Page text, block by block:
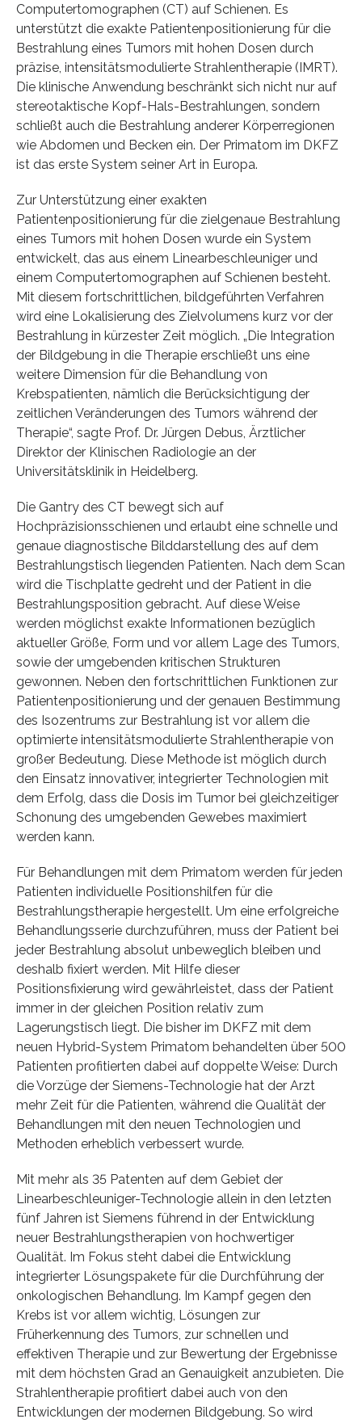
Computertomographen (CT) auf Schienen. Es
unterstützt die exakte Patientenpositionierung für die
Bestrahlung eines Tumors mit hohen Dosen durch
präzise, intensitätsmodulierte Strahlentherapie (IMRT).
Die klinische Anwendung beschränkt sich nicht nur auf
stereotaktische Kopf-Hals-Bestrahlungen, sondern
schließt auch die Bestrahlung anderer Körperregionen
wie Abdomen und Becken ein. Der Primatom im DKFZ
ist das erste System seiner Art in Europa.
Zur Unterstützung einer exakten
Patientenpositionierung für die zielgenaue Bestrahlung
eines Tumors mit hohen Dosen wurde ein System
entwickelt, das aus einem Linearbeschleuniger und
einem Computertomographen auf Schienen besteht.
Mit diesem fortschrittlichen, bildgeführten Verfahren
wird eine Lokalisierung des Zielvolumens kurz vor der
Bestrahlung in kürzester Zeit möglich. „Die Integration
der Bildgebung in die Therapie erschließt uns eine
weitere Dimension für die Behandlung von
Krebspatienten, nämlich die Berücksichtigung der
zeitlichen Veränderungen des Tumors während der
Therapie“, sagte Prof. Dr. Jürgen Debus, Ärztlicher
Direktor der Klinischen Radiologie an der
Universitätsklinik in Heidelberg.
Die Gantry des CT bewegt sich auf
Hochpräzisionsschienen und erlaubt eine schnelle und
genaue diagnostische Bilddarstellung des auf dem
Bestrahlungstisch liegenden Patienten. Nach dem Scan
wird die Tischplatte gedreht und der Patient in die
Bestrahlungsposition gebracht. Auf diese Weise
werden möglichst exakte Informationen bezüglich
aktueller Größe, Form und vor allem Lage des Tumors,
sowie der umgebenden kritischen Strukturen
gewonnen. Neben den fortschrittlichen Funktionen zur
Patientenpositionierung und der genauen Bestimmung
des Isozentrums zur Bestrahlung ist vor allem die
optimierte intensitätsmodulierte Strahlentherapie von
großer Bedeutung. Diese Methode ist möglich durch
den Einsatz innovativer, integrierter Technologien mit
dem Erfolg, dass die Dosis im Tumor bei gleichzeitiger
Schonung des umgebenden Gewebes maximiert
werden kann.
Für Behandlungen mit dem Primatom werden für jeden
Patienten individuelle Positionshilfen für die
Bestrahlungstherapie hergestellt. Um eine erfolgreiche
Behandlungsserie durchzuführen, muss der Patient bei
jeder Bestrahlung absolut unbeweglich bleiben und
deshalb fixiert werden. Mit Hilfe dieser
Positionsfixierung wird gewährleistet, dass der Patient
immer in der gleichen Position relativ zum
Lagerungstisch liegt. Die bisher im DKFZ mit dem
neuen Hybrid-System Primatom behandelten über 500
Patienten profitierten dabei auf doppelte Weise: Durch
die Vorzüge der Siemens-Technologie hat der Arzt
mehr Zeit für die Patienten, während die Qualität der
Behandlungen mit den neuen Technologien und
Methoden erheblich verbessert wurde.
Mit mehr als 35 Patenten auf dem Gebiet der
Linearbeschleuniger-Technologie allein in den letzten
fünf Jahren ist Siemens führend in der Entwicklung
neuer Bestrahlungstherapien von hochwertiger
Qualität. Im Fokus steht dabei die Entwicklung
integrierter Lösungspakete für die Durchführung der
onkologischen Behandlung. Im Kampf gegen den
Krebs ist vor allem wichtig, Lösungen zur
Früherkennung des Tumors, zur schnellen und
effektiven Therapie und zur Bewertung der Ergebnisse
mit dem höchsten Grad an Genauigkeit anzubieten. Die
Strahlentherapie profitiert dabei auch von den
Entwicklungen der modernen Bildgebung. So wird